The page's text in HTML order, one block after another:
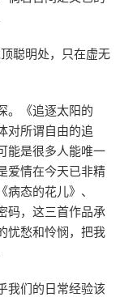
聪明处，只在虚无
。《追逐太阳的
对所谓自由的追
能是很多人能唯一
爱情在今天已非精
态的花儿》、
码，这三首作品承
忧愁和怜悯，把我
我们的日常经验该